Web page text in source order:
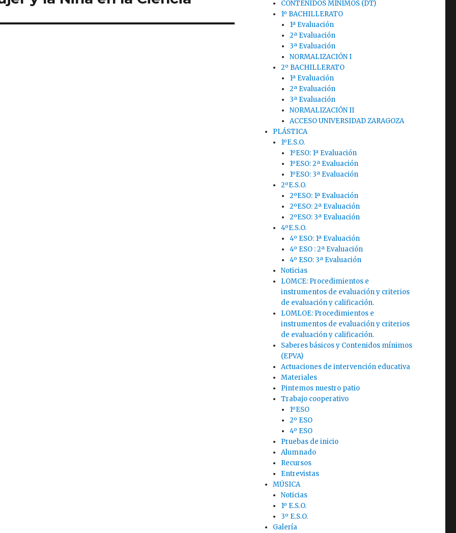
CONTENIDOS MÍNIMOS (DT)
1º BACHILLERATO
1ª Evaluación
2ª Evaluación
3ª Evaluación
NORMALIZACIÓN I
2º BACHILLERATO
1ª Evaluación
2ª Evaluación
3ª Evaluación
NORMALIZACIÓN II
ACCESO UNIVERSIDAD ZARAGOZA
PLÁSTICA
1ºE.S.O.
1ºESO: 1ª Evaluación
1ºESO: 2ª Evaluación
1ºESO: 3ª Evaluación
2ºE.S.O.
2ºESO: 1ª Evaluación
2ºESO: 2ª Evaluación
2ºESO: 3ª Evaluación
4ºE.S.O.
4º ESO: 1ª Evaluación
4º ESO : 2ª Evaluación
4º ESO: 3ª Evaluación
Noticias
LOMCE: Procedimientos e
instrumentos de evaluación y criterios
de evaluación y calificación.
LOMLOE: Procedimientos e
instrumentos de evaluación y criterios
de evaluación y calificación.
Saberes básicos y Contenidos mínimos
(EPVA)
Actuaciones de intervención educativa
Materiales
Pintemos nuestro patio
Trabajo cooperativo
1ºESO
2º ESO
4º ESO
Pruebas de inicio
Alumnado
Recursos
Entrevistas
MÚSICA
Noticias
1º E.S.O.
3º E.S.O.
Galería